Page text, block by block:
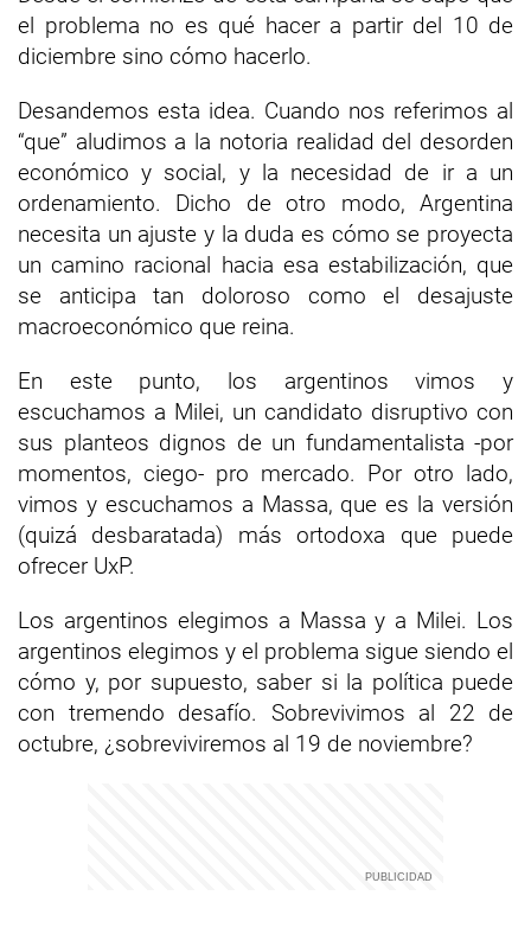
el problema no es qué hacer a partir del 10 de
diciembre sino cómo hacerlo.
Desandemos esta idea. Cuando nos referimos al
“que” aludimos a la notoria realidad del desorden
económico y social, y la necesidad de ir a un
ordenamiento. Dicho de otro modo, Argentina
necesita un ajuste y la duda es cómo se proyecta
un camino racional hacia esa estabilización, que
se anticipa tan doloroso como el desajuste
macroeconómico que reina.
En este punto, los argentinos vimos y
escuchamos a Milei, un candidato disruptivo con
sus planteos dignos de un fundamentalista -por
momentos, ciego- pro mercado. Por otro lado,
vimos y escuchamos a Massa, que es la versión
(quizá desbaratada) más ortodoxa que puede
ofrecer UxP.
Los argentinos elegimos a Massa y a Milei. Los
argentinos elegimos y el problema sigue siendo el
cómo y, por supuesto, saber si la política puede
con tremendo desafío. Sobrevivimos al 22 de
octubre, ¿sobreviviremos al 19 de noviembre?